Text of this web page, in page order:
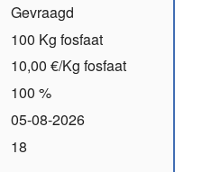
Gevraagd
100 Kg fosfaat
10,00 €/Kg fosfaat
100 %
05-08-2026
18